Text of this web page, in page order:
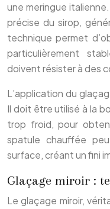
une meringue
précise du sirop,
technique permet
particulièrement
doivent résister à des
L’application du
Il doit être utilisé à la
trop froid, pour
spatule chauffée
surface, créant un fini
Glaçage miroir :
Le glaçage miroir,